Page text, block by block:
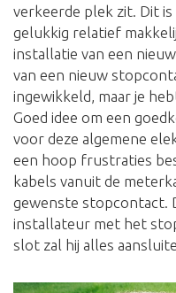
verkeerde plek zit. Dit
gelukkig relatief
installatie van een
van een nieuw
ingewikkeld, maar je
Goed idee om een
voor deze algemene
een hoop frustraties
kabels vanuit de
gewenste stopcontact.
installateur met het
slot zal hij alles